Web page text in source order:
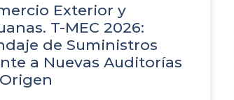
Exterior y
T-MEC 2026:
de Suministros
a Nuevas Auditorías